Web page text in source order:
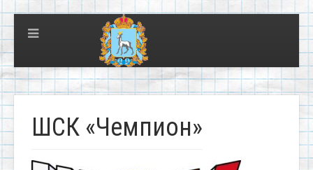
ШСК «Чемпион»